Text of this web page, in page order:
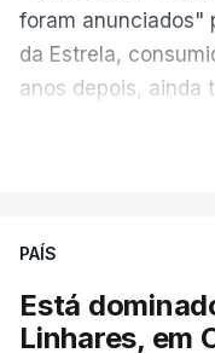
foram anunciados"
da Estrela,
anos depois, ainda
ESTE
PAÍS
Está
Linhares, em